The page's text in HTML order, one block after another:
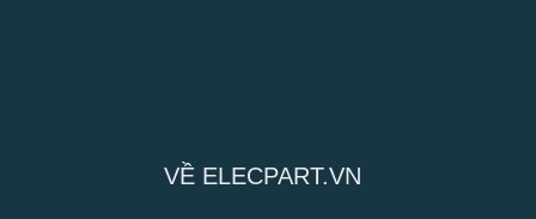
VỀ ELECPART.VN